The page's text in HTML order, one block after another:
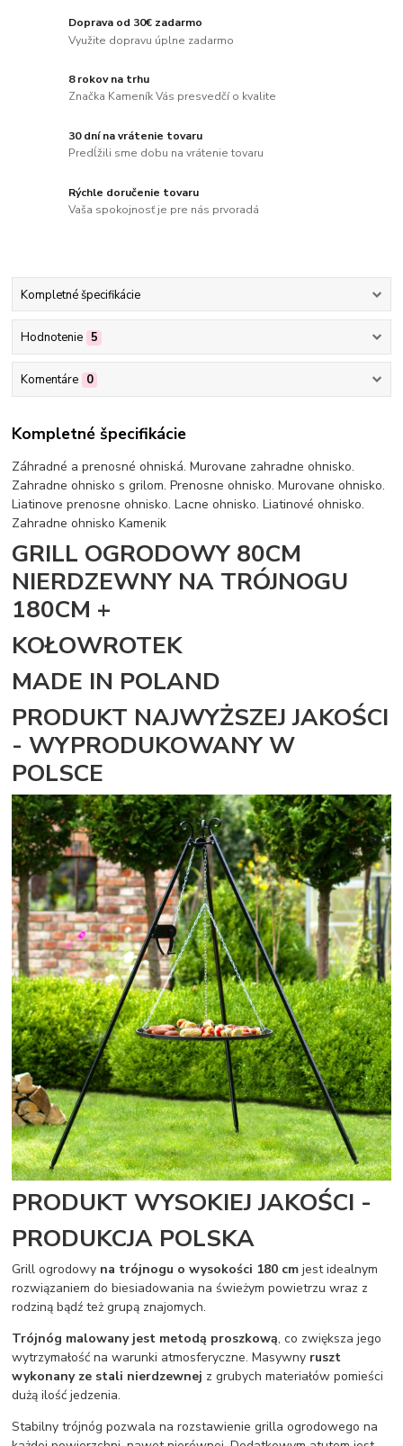
Doprava od 30€ zadarmo
Využite dopravu úplne zadarmo
8 rokov na trhu
Značka Kameník Vás presvedčí o kvalite
30 dní na vrátenie tovaru
Predĺžili sme dobu na vrátenie tovaru
Rýchle doručenie tovaru
Vaša spokojnosť je pre nás prvoradá
Kompletné špecifikácie
Hodnotenie 5
Komentáre 0
Kompletné špecifikácie
Záhradné a prenosné ohniská. Murovane zahradne ohnisko.
Zahradne ohnisko s grilom. Prenosne ohnisko. Murovane ohnisko.
Liatinove prenosne ohnisko. Lacne ohnisko. Liatinové ohnisko.
Zahradne ohnisko Kamenik
GRILL OGRODOWY 80CM
NIERDZEWNY NA TRÓJNOGU
180CM +
KOŁOWROTEK
MADE IN POLAND
PRODUKT NAJWYŻSZEJ JAKOŚCI
- WYPRODUKOWANY W
POLSCE
PRODUKT WYSOKIEJ JAKOŚCI -
PRODUKCJA POLSKA
Grill ogrodowy na trójnogu o wysokości 180 cm jest idealnym
rozwiązaniem do biesiadowania na świeżym powietrzu wraz z
rodziną bądź też grupą znajomych.
Trójnóg malowany jest metodą proszkową, co zwiększa jego
wytrzymałość na warunki atmosferyczne. Masywny ruszt
wykonany ze stali nierdzewnej z grubych materiałów pomieści
dużą ilość jedzenia.
Stabilny trójnóg pozwala na rozstawienie grilla ogrodowego na